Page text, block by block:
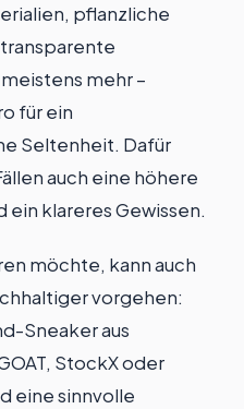
pflanzliche
mehr –
für ein
Seltenheit. Dafür
auch eine höhere
klareres Gewissen.
möchte, kann auch
vorgehen:
Sneaker aus
StockX oder
eine sinnvolle